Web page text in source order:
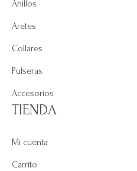
Anillos
Aretes
Collares
Pulseras
Accesorios
TIENDA
Mi cuenta
Carrito